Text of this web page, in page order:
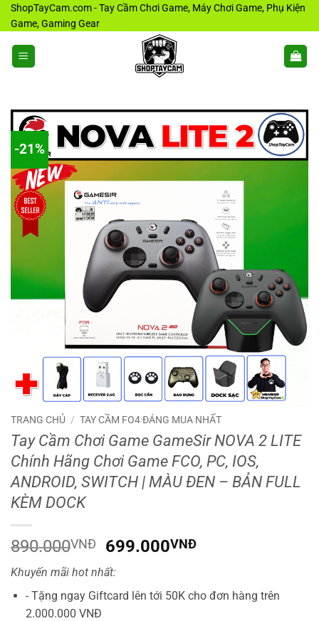
Bỏ
qua
nội
dung
ShopTayCam.com - Tay Cầm Chơi Game, Máy Chơi Game, Phụ Kiện
Game, Gaming Gear
-21%
TRANG CHỦ / TAY CẦM FO4 ĐÁNG MUA NHẤT
Tay Cầm Chơi Game GameSir NOVA 2 LITE
Chính Hãng Chơi Game FCO, PC, IOS,
ANDROID, SWITCH | MÀU ĐEN – BẢN FULL
KÈM DOCK
890.000VNĐ
Giá
gốc
là:
890.000VNĐ.
699.000VNĐGiá
là:
Khuyến mãi hot nhất:
- Tặng ngay Giftcard lên tới 50K cho đơn hàng trên
2.000.000 VNĐ